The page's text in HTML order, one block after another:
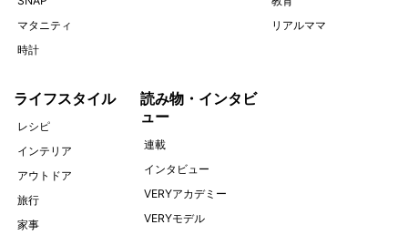
マタニティ
時計
リアルママ
ライフスタイル
レシピ
インテリア
アウトドア
旅行
家事
読み物・インタビ
ュー
連載
インタビュー
VERYアカデミー
VERYモデル